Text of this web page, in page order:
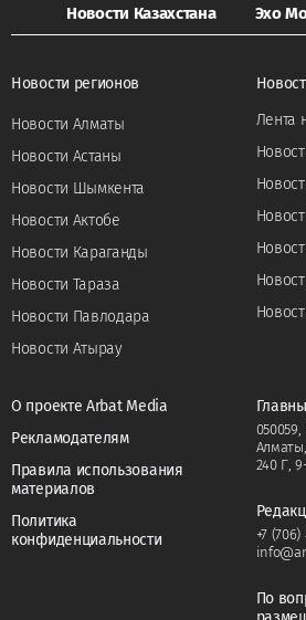
Новости Казахстана Эхо
Новости регионов
Новости Алматы
Новости Астаны
Новости Шымкента
Новости Актобе
Новости Караганды
Новости Тараза
Новости Павлодара
Новости Атырау
Лента
О проекте Arbat Media
Рекламодателям
Правила использования
материалов
Политика
конфиденциальности
050059,
240 Г,
+7
По